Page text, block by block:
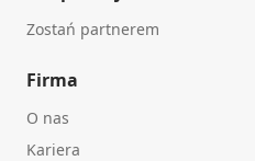
Zostań partnerem
Firma
O nas
Kariera